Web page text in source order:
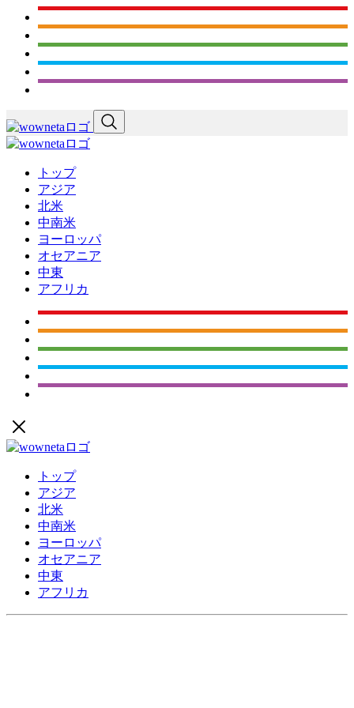
トップ
アジア
北米
中南米
ヨーロッパ
オセアニア
中東
アフリカ
トップ
アジア
北米
中南米
ヨーロッパ
オセアニア
中東
アフリカ